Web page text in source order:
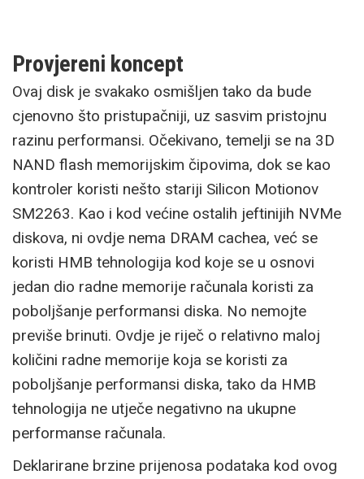
Provjereni koncept
Ovaj disk je svakako osmišljen tako da bude
cjenovno što pristupačniji, uz sasvim pristojnu
razinu performansi. Očekivano, temelji se na 3D
NAND flash memorijskim čipovima, dok se kao
kontroler koristi nešto stariji Silicon Motionov
SM2263. Kao i kod većine ostalih jeftinijih NVMe
diskova, ni ovdje nema DRAM cachea, već se
koristi HMB tehnologija kod koje se u osnovi
jedan dio radne memorije računala koristi za
poboljšanje performansi diska. No nemojte
previše brinuti. Ovdje je riječ o relativno maloj
količini radne memorije koja se koristi za
poboljšanje performansi diska, tako da HMB
tehnologija ne utječe negativno na ukupne
performanse računala.
Deklarirane brzine prijenosa podataka kod ovog